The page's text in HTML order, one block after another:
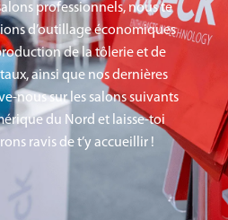
professionnels, nous te
d’outillage économiques
de la tôlerie et de
ainsi que nos dernières
nous sur les salons suivants
du Nord et laisse-toi
ravis de t’y accueillir !